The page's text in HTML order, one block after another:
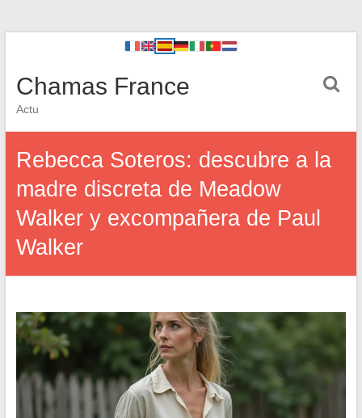
Chamas France
Actu
Rebecca Soteros: descubre a la
madre discreta de Meadow
Walker y excompañera de Paul
Walker